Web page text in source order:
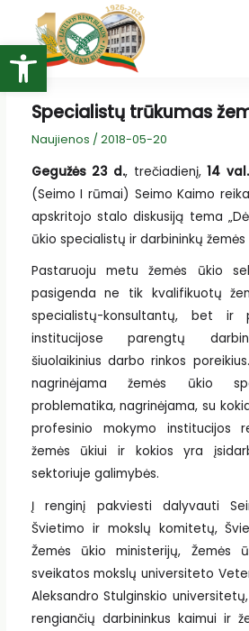
Open toolbar
turinio
Specialistų trūkumas
Naujienos / 2018-05-20
Gegužės 23 d., trečiadienį,14 val.
(Seimo I rūmai) Seimo Kaimo
apskritojo stalo diskusiją tema
ūkio specialistų ir darbininkų žemės
Pastaruoju metu žemės ūkio
pasigenda ne tik kvalifikuotų
specialistų-konsultantų, bet ir
institucijose parengtų
šiuolaikinius darbo rinkos
nagrinėjama žemės ūkio
problematika, nagrinėjama, su
profesinio mokymo institucijos
žemės ūkiui ir kokios yra
sektoriuje galimybės.
Į renginį pakviesti dalyvauti
Švietimo ir mokslų komitetų,
Žemės ūkio ministerijų, Žemės
sveikatos mokslų universiteto
Aleksandro Stulginskio
rengiančių darbininkus kaimui ir